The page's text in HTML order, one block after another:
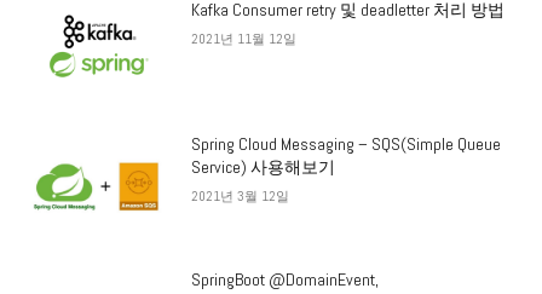
Kafka Consumer retry 및 deadletter 처리 방법
2021년 11월 12일
Spring Cloud Messaging – SQS(Simple Queue
Service) 사용해보기
2021년 3월 12일
SpringBoot @DomainEvent,